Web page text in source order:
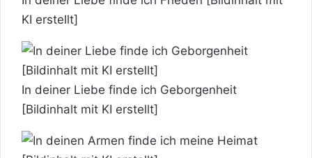
KI erstellt]
In deiner Liebe finde ich Geborgenheit
[Bildinhalt mit KI erstellt]